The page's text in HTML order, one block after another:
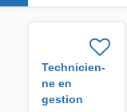
Technicien-
ne en
gestion